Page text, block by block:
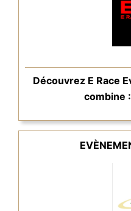
Découvrez E Race
combine